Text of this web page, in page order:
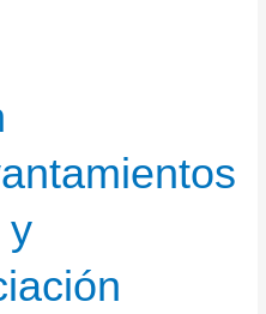
y